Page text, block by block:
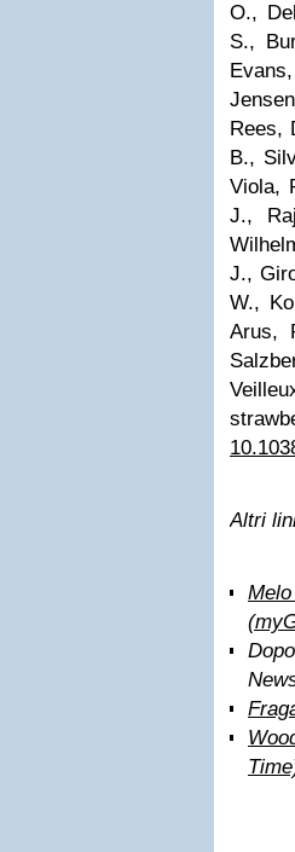
O.,
S.,
Rees,
B.,
Viola,
J.,
J.,
W.,
Arus,
Altri